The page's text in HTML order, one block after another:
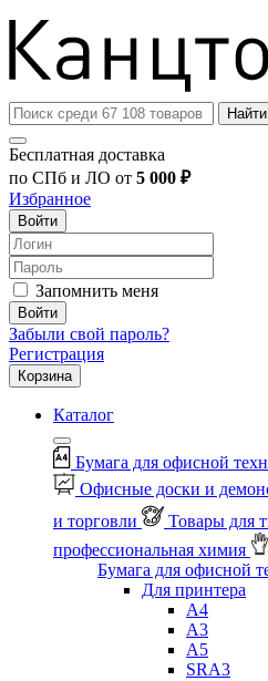
Найти
Бесплатная доставка
по СПб и ЛО от 5 000 ₽
Избранное
Войти
Запомнить меня
Войти
Забыли свой пароль?
Регистрация
Корзина
Каталог
Бумага для офисной
Офисные доски и
и торговли
Товары для
профессиональная химия
Бумага для офисной
Для принтера
А4
А3
А5
SRA3